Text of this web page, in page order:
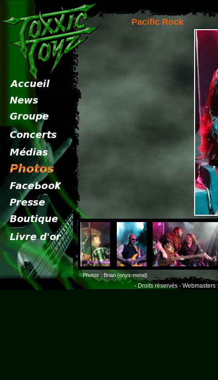
Pacific Rock
Photos : Brian (onyx-metal)
- Droits réservés - Webmasters